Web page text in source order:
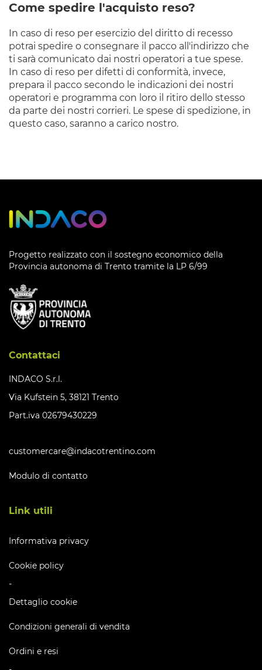
Come spedire l'acquisto reso?
In caso di reso per esercizio del diritto di recesso
potrai spedire o consegnare il pacco all'indirizzo che
ti sarà comunicato dai nostri operatori a tue spese.
In caso di reso per difetti di conformità, invece,
prepara il pacco secondo le indicazioni dei nostri
operatori e programma con loro il ritiro dello stesso
da parte dei nostri corrieri. Le spese di spedizione, in
questo caso, saranno a carico nostro.
Progetto realizzato con il sostegno economico della
Provincia autonoma di Trento tramite la LP 6/99
Contattaci
INDACO S.r.l.
Via Kufstein 5, 38121 Trento
Part.iva 02679430229
customercare@indacotrentino.com
Modulo di contatto
Link utili
Informativa privacy
Cookie policy
-
Dettaglio cookie
Condizioni generali di vendita
Ordini e resi